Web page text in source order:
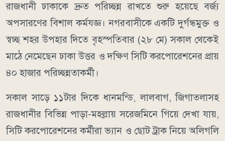
রাজধানী ঢাকাকে দ্রুত পরিচ্ছন্ন রাখতে শুরু হয়েছে বর্জ্য
অপসারণের বিশাল কর্মযজ্ঞ। নগরবাসীকে একটি দুর্গন্ধমুক্ত ও
স্বচ্ছ শহর উপহার দিতে বৃহস্পতিবার (২৮ মে) সকাল থেকেই
মাঠে নেমেছেন ঢাকা উত্তর ও দক্ষিণ সিটি করপোরেশনের প্রায়
৪০ হাজার পরিচ্ছন্নতাকর্মী।
সকাল সাড়ে ১১টার দিকে ধানমন্ডি, লালবাগ, জিগাতলাসহ
রাজধানীর বিভিন্ন পাড়া-মহল্লায় সরেজমিনে গিয়ে দেখা যায়,
সিটি করপোরেশনের কর্মীরা ভ্যান ও ছোট ট্রাক নিয়ে অলিগলি